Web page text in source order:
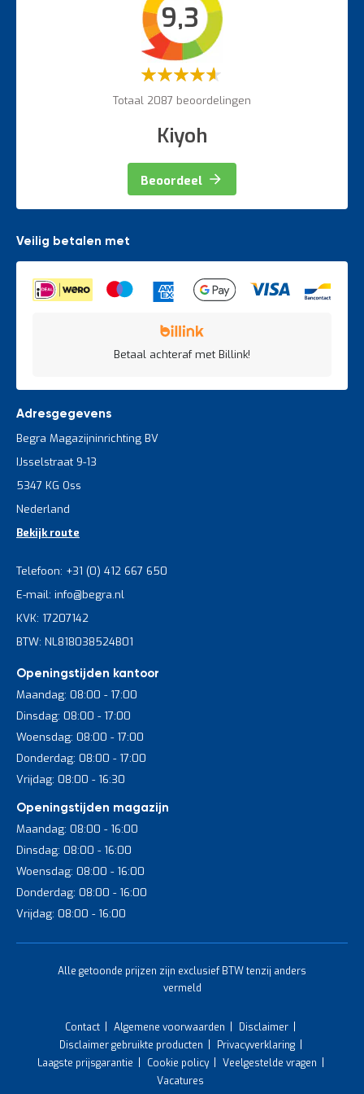
9,3
Waardering:
Totaal 2087 beoordelingen
Kiyoh
Beoordeel
Veilig betalen met
Betaal achteraf met Billink!
Adresgegevens
Begra Magazijninrichting BV
IJsselstraat 9-13
5347 KG Oss
Nederland
Bekijk route
Telefoon: +31 (0) 412 667 650
E-mail: info@begra.nl
KVK: 17207142
BTW: NL818038524B01
Openingstijden kantoor
Maandag: 08:00 - 17:00
Dinsdag: 08:00 - 17:00
Woensdag: 08:00 - 17:00
Donderdag: 08:00 - 17:00
Vrijdag: 08:00 - 16:30
Openingstijden magazijn
Maandag: 08:00 - 16:00
Dinsdag: 08:00 - 16:00
Woensdag: 08:00 - 16:00
Donderdag: 08:00 - 16:00
Vrijdag: 08:00 - 16:00
Alle getoonde prijzen zijn exclusief BTW tenzij anders
vermeld
Contact Algemene voorwaarden
Disclaimer
Disclaimer gebruikte producten
Privacyverklaring
Laagste prijsgarantie
Cookie policy
Veelgestelde vragen
Vacatures